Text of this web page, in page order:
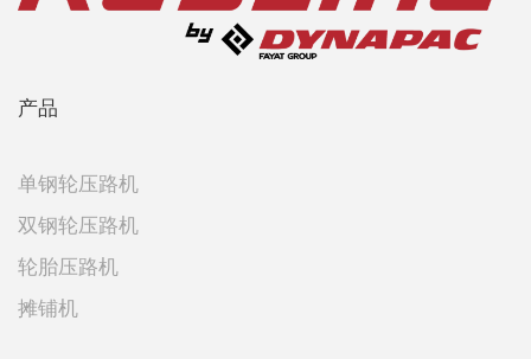
产品
单钢轮压路机
双钢轮压路机
轮胎压路机
摊铺机